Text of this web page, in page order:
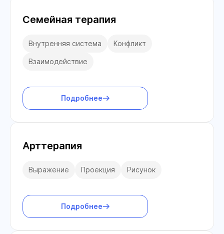
Семейная терапия
Внутренняя система Конфликт
Взаимодействие
Подробнее
Арттерапия
Выражение Проекция Рисунок
Подробнее